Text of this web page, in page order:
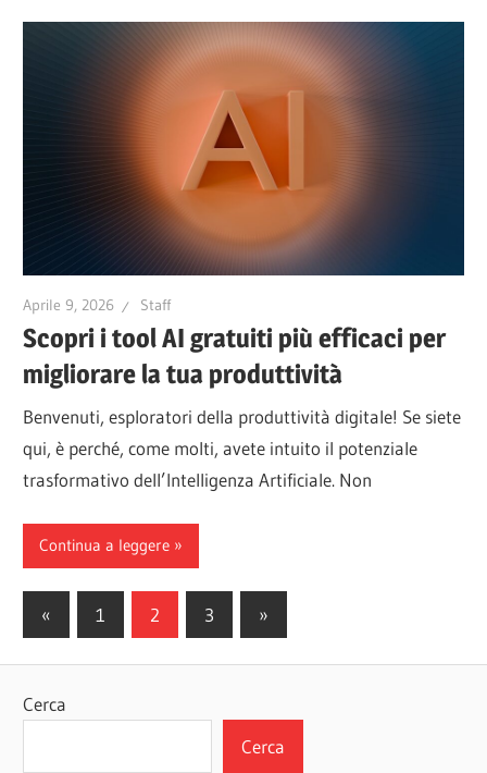
Aprile 9, 2026 Staff
Scopri i tool AI gratuiti più efficaci per
migliorare la tua produttività
Benvenuti, esploratori della produttività digitale! Se siete
qui, è perché, come molti, avete intuito il potenziale
trasformativo dell’Intelligenza Artificiale. Non
Continua a leggere
Paginazione
articoli
« Articoli
precedenti
1 2 3
Articoli
successivi
»
Cerca
Cerca